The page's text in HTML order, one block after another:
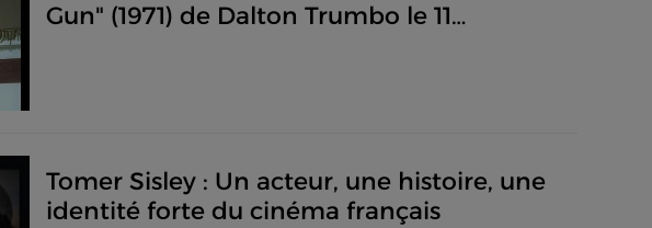
Gun" (1971) de Dalton Trumbo le 11
Tomer Sisley : Un acteur, une histoire, une
identité forte du cinéma français